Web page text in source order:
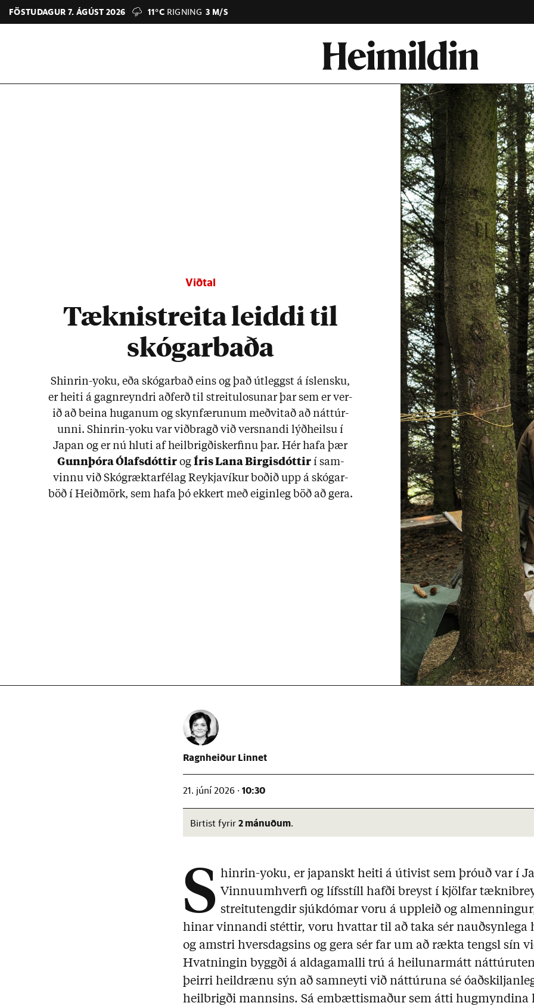
FÖSTUDAGUR 7. ÁGÚST 2026 11°C RIGNING 3 M/S
Viðtal
Tæknistreita leiddi til
skógarbaða
Shinrin-yoku, eða skóg­ar­bað eins og það út­leggst á ís­lensku,
er heiti á gagn­reyndri að­ferð til streitu­los­un­ar þar sem er ver­
ið að beina hug­an­um og skyn­fær­un­um með­vit­að að nátt­úr­
unni. Shinrin-yoku var við­bragð við versn­andi lýð­heilsu í
Jap­an og er nú hluti af heil­brigðis­kerf­inu þar. Hér hafa þær
Gunn­þóra Ólafs­dótt­irog Ír­is Lana Birg­is­dótt­irí sam­
vinnu við Skóg­rækt­ar­fé­lag Reykja­vík­ur boð­ið upp á skóg­ar­
böð í Heið­mörk, sem hafa þó ekk­ert með eig­in­leg böð að gera.
Ragnheiður Linnet
21. júní 2026 · 10:30
Birtist fyrir 2 mánuðum.
S hinrin-yoku, er japanskt heiti á útivist sem þróuð var í
Vinnuumhverfi og lífsstíll hafði breyst í kjölfar
streitutengdir sjúkdómar voru á uppleið og
hinar vinnandi stéttir, voru hvattar til að taka sér
og amstri hversdagsins og gera sér far um að rækta tengsl sín
Hvatningin byggði á aldagamalli trú á heilunarmátt
þeirri heildrænu sýn að samneyti við náttúruna sé
heilbrigði mannsins. Sá embættismaður sem átti hugmyndina